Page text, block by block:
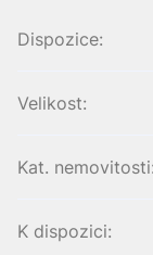
Dispozice:
Velikost:
Kat. nemovitosti:
K dispozici: